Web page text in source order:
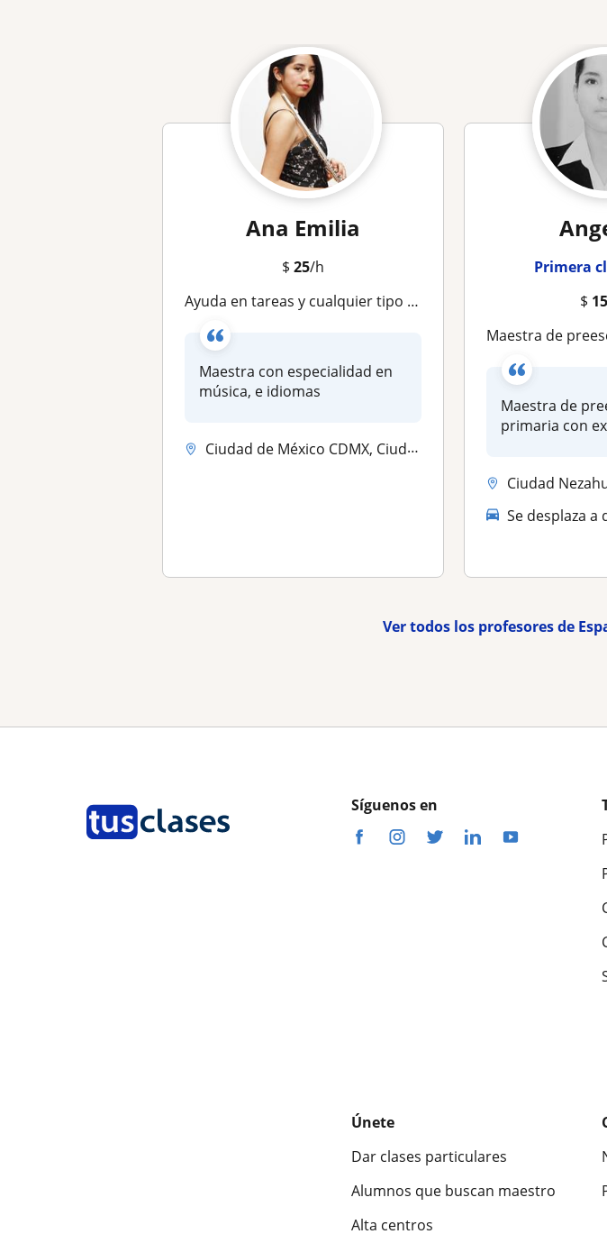
Ana Emilia
$25/h
Ayuda en tareas y cualquier tipo de labor escolar
Maestra con especialidad en
música, e idiomas
Ciudad de México CDMX, Ciudad de México (CDMX), Álvaro Obregón, Benito...
Primera
$
Maestra de preescolar o
Maestra de
primaria con
Ciudad
Se desplaza a
Ver todos los profesores de
Síguenos en
Únete
Dar clases particulares
Alumnos que buscan maestro
Alta centros